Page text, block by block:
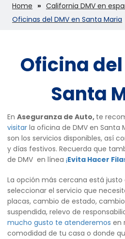
Home
California DMV en
Oficinas del DMV en Santa Maria
Oficina del
Santa
En Aseguranza de Auto, te
visitar la oficina de DMV en Santa
son los servicios disponibles, así
y días festivos. Recuerda que
de DMV en línea ¡Evita Hacer
La opción más cercana está justo
seleccionar el servicio que
placas, cambio de estado,
suspendida, relevo de
mucho gusto te atenderemos en
comodidad de tu casa o donde